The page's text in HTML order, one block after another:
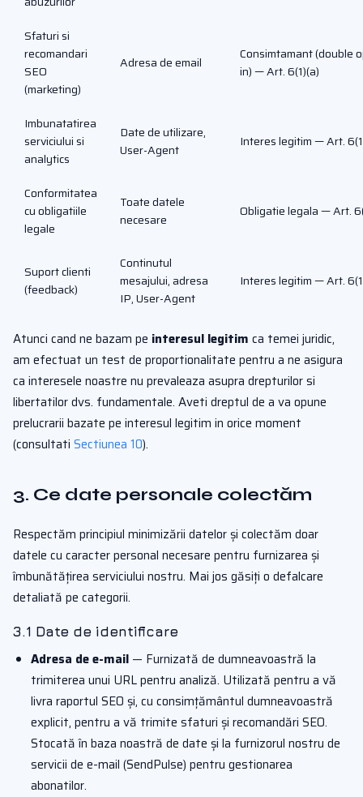
Sfaturi si
recomandari
SEO
(marketing)
Adresa de email
Consimtamant (double
in) — Art. 6(1)(a)
Imbunatatirea
serviciului si
analytics
Date de utilizare,
User-Agent
Interes legitim — Art.
Conformitatea
cu obligatiile
legale
Toate datele
necesare
Obligatie legala — Art.
Suport clienti
(feedback)
Continutul
mesajului, adresa
IP, User-Agent
Interes legitim — Art.
Atunci cand ne bazam pe interesul legitim ca temei juridic,
am efectuat un test de proportionalitate pentru a ne asigura
ca interesele noastre nu prevaleaza asupra drepturilor si
libertatilor dvs. fundamentale. Aveti dreptul de a va opune
prelucrarii bazate pe interesul legitim in orice moment
(consultati Sectiunea 10).
3. Ce date personale colectăm
Respectăm principiul minimizării datelor și colectăm doar
datele cu caracter personal necesare pentru furnizarea și
îmbunătățirea serviciului nostru. Mai jos găsiți o defalcare
detaliată pe categorii.
3.1 Date de identificare
Adresa de e-mail — Furnizată de dumneavoastră la
trimiterea unui URL pentru analiză. Utilizată pentru a vă
livra raportul SEO și, cu consimțământul dumneavoastră
explicit, pentru a vă trimite sfaturi și recomandări SEO.
Stocată în baza noastră de date și la furnizorul nostru de
servicii de e-mail (SendPulse) pentru gestionarea
abonatilor.